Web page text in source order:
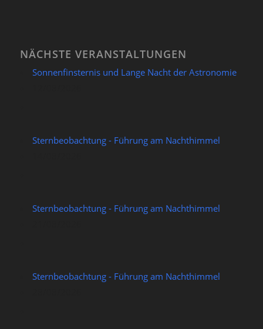
NÄCHSTE VERANSTALTUNGEN
Sonnenfinsternis und Lange Nacht der Astronomie
Sternbeobachtung - Führung am Nachthimmel
Sternbeobachtung - Führung am Nachthimmel
Sternbeobachtung - Führung am Nachthimmel